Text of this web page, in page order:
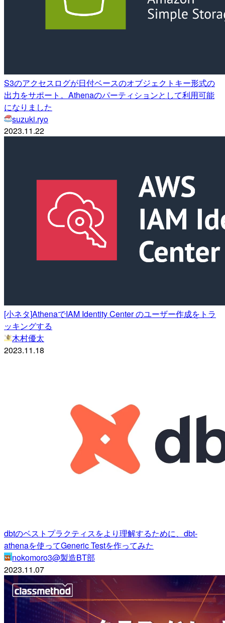
S3のアクセスログが日付ベースのオブジェクトキー形式の
出力をサポート。Athenaのパーティションとして利用可能
になりました
suzuki.ryo
2023.11.22
[小ネタ]AthenaでIAM Identity Center のユーザー作成をトラ
ッキングする
木村優太
2023.11.18
dbtのベストプラクティスをより理解するために、dbt-
athenaを使ってGeneric Testを作ってみた
nokomoro3@製造BT部
2023.11.07